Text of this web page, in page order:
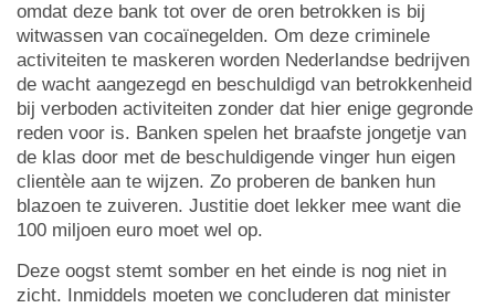
omdat deze bank tot over de oren betrokken is bij
witwassen van cocaïnegelden. Om deze criminele
activiteiten te maskeren worden Nederlandse bedrijven
de wacht aangezegd en beschuldigd van betrokkenheid
bij verboden activiteiten zonder dat hier enige gegronde
reden voor is. Banken spelen het braafste jongetje van
de klas door met de beschuldigende vinger hun eigen
clientèle aan te wijzen. Zo proberen de banken hun
blazoen te zuiveren. Justitie doet lekker mee want die
100 miljoen euro moet wel op.
Deze oogst stemt somber en het einde is nog niet in
zicht. Inmiddels moeten we concluderen dat minister